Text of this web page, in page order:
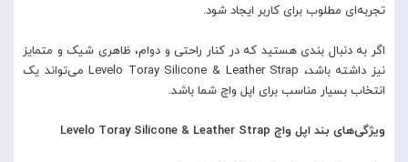
تجربه‌ای مطلوب برای کاربر ایجاد شود.
اگر به دنبال بندی هستید که در کنار راحتی و دوام، ظاهری شیک و متمایز
نیز داشته باشد، Levelo Toray Silicone & Leather Strap می‌تواند یک
انتخاب بسیار مناسب برای اپل واچ شما باشد.
ویژگی‌های بند اپل واچ Levelo Toray Silicone & Leather Strap